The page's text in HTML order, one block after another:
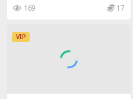
169 17
VIP